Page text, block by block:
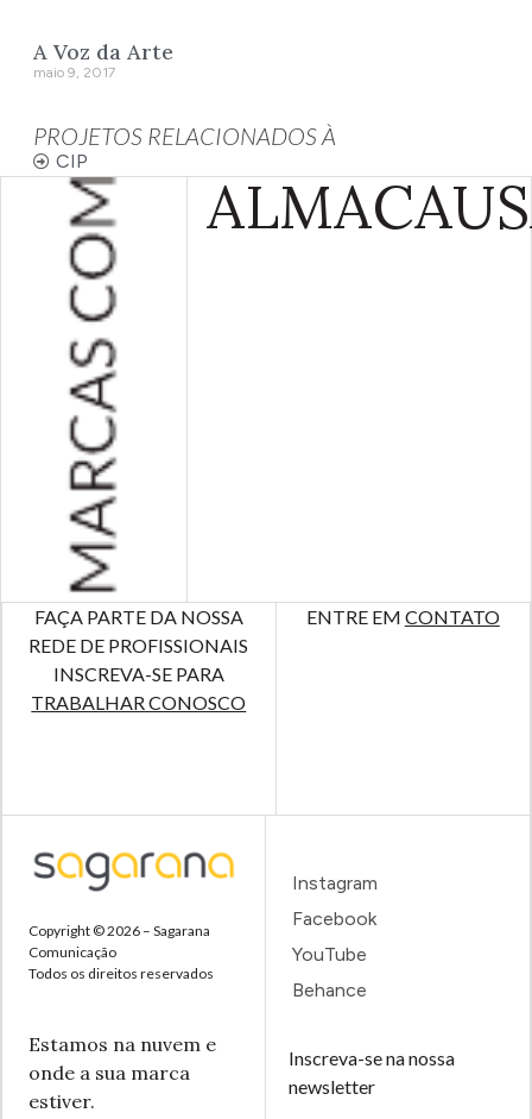
A Voz da Arte
maio 9, 2017
PROJETOS RELACIONADOS À
CIP
ALMA
FAÇA PARTE DA NOSSA
REDE DE PROFISSIONAIS
INSCREVA-SE PARA
TRABALHAR CONOSCO
ENTRE EM CONTATO
Copyright © 2026 – Sagarana
Comunicação
Todos os direitos reservados
Estamos na nuvem e
onde a sua marca
estiver.
Instagram
Facebook
YouTube
Behance
Inscreva-se na nossa
newsletter